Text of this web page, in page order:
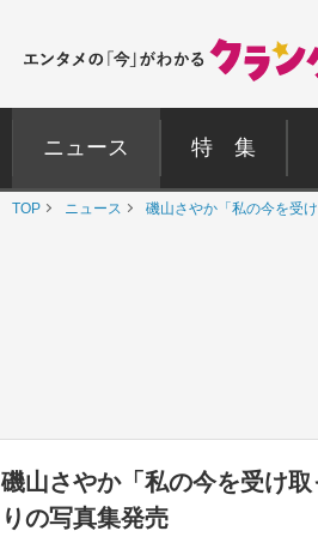
ニュース 特 集
TOP ニュース 磯山さやか「私の今を受
磯山さやか「私の今を受け
りの写真集発売